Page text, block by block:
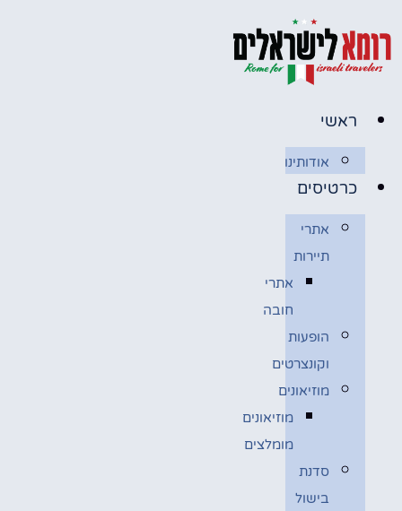
ראשי
אודותינו
כרטיסים
אתרי
תיירות
אתרי
חובה
הופעות
וקונצרטים
מוזיאונים
מוזיאונים
מומלצים
סדנת
בישול